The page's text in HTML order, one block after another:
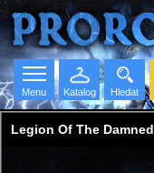
Hledat
Menu
Legion Of The Damned
Katalog